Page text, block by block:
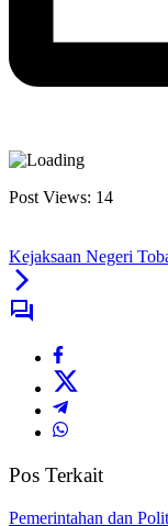
Post Views: 14
Kejaksaan Negeri
Pos Terkait
Pemerintahan dan